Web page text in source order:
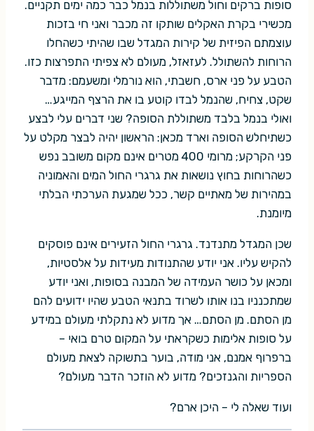
סופות ברקים וחול משתוללות בנמל כבר כמה ימים תקניים.
מכשירי בקרת האקלים שותקו זה מכבר ואני חי בזכות
עוצמתם הפיזית של קירות המגדל שבו שהיתי כשהחלו
הרוחות להשתולל. לעזאזל, מעולם לא צפיתי התפרצות כזו.
הטבע על פני ארס, חשבתי, הוא נורמלי ומשעמם: מדבר
שקט, צחיח, שהנמל לבדו קוטע בו את הרצף המייגע…
ואולי בנמל בלבד משתוללת הסופה? שני דברים עלי לבצע
כשתיחלש הסופה וארד מכאן: הראשון יהיה לבצר מקלט על
פני הקרקע; מרומי 400 מטרים אינם מקום משובב נפש
כשהרוחות בחוץ נושאות את גרגרי החול המים והאמוניה
במהירות של מאתיים קשר, ככל שמגעת הערכתי הבלתי
מיומנת.
שכן המגדל מתנדנד. גרגרי החול הזעירים אינם פוסקים
להקיש עליו. אני יודע שהתנודות מעידות על אלסטיות,
ומכאן על כושר העמידה של המבנה בסופות, ואני יודע
שמתכנניו בנו אותו לשרוד בתנאי הטבע שהיו ידועים להם
מן הסתם. מן הסתם… אך מדוע לא נתקלתי מעולם במידע
על סופות אלימות כשקראתי על המקום טרם בואי –
ברפרוף אמנם, אני מודה, בוער בתשוקה לצאת מעולם
הספריות והגנזכים? מדוע לא הוזכר הדבר מעולם?
ועוד שאלה לי – היכן ארם?